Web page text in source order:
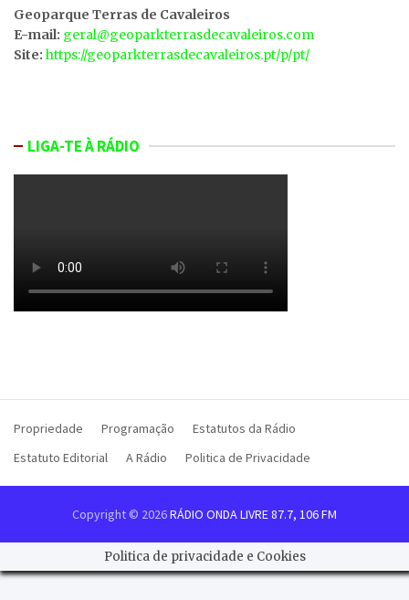
Geoparque Terras de Cavaleiros
E-mail: geral@geoparkterrasdecavaleiros.com
Site: https://geoparkterrasdecavaleiros.pt/p/pt/
LIGA-TE À RÁDIO
Propriedade Programação
Estatutos da Rádio
Estatuto Editorial
A Rádio Politica de Privacidade
Copyright © 2026RÁDIO ONDA LIVRE 87.7, 106 FM
Politica de privacidade e Cookies